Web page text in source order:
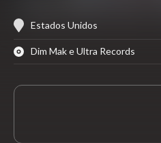
Estados Unidos
Dim Mak e Ultra Records